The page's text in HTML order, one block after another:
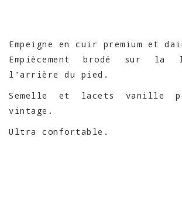
Empeigne en cuir premium et
Empiècement brodé sur la
l'arrière du pied.
Semelle et lacets vanille
vintage.
Ultra confortable.